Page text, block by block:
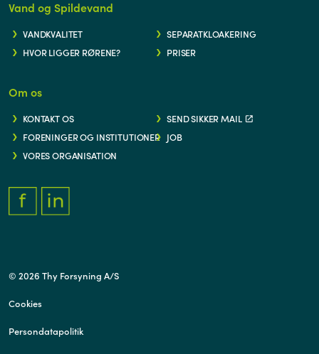
Vand og Spildevand
VANDKVALITET
SEPARATKLOAKERING
HVOR LIGGER RØRENE?
PRISER
Om os
KONTAKT OS
SEND SIKKER MAIL
FORENINGER OG INSTITUTIONER JOB
VORES ORGANISATION
© 2026 Thy Forsyning A/S
Cookies
Persondatapolitik